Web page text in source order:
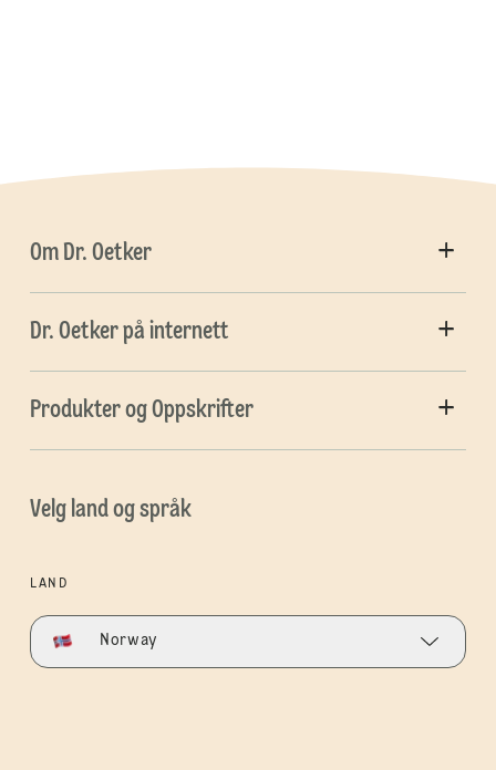
Om Dr. Oetker
Dr. Oetker på internett
Produkter og Oppskrifter
Velg land og språk
LAND
Norway